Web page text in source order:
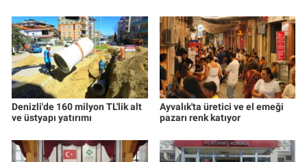
Denizli'de 160 milyon TL'lik alt
ve üstyapı yatırımı
Ayvalık'ta üretici ve el emeği
pazarı renk katıyor